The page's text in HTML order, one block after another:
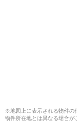
※地図上に表示される物件の
物件所在地とは異なる場合が